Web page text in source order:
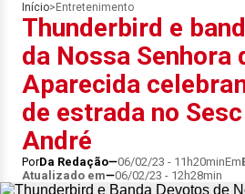
Início> Entretenimento
Thunderbird e
da Nossa Senhora
Aparecida
de estrada no
André
PorDa Redação 06/02/23 - 11h20minEm
Atualizado em
06/02/23 - 12h28min